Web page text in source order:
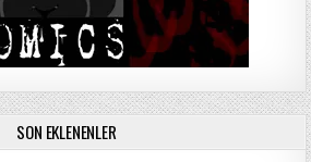
SON EKLENENLER